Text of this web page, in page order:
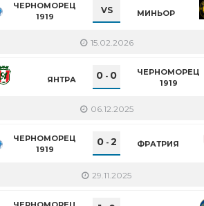
ЧЕРНОМОРЕЦ
1919
VS МИНЬОР
15.02.2026
ЯНТРА 0 - 0
ЧЕРНОМОРЕЦ
1919
06.12.2025
ЧЕРНОМОРЕЦ
1919
0- 2 ФРАТРИЯ
29.11.2025